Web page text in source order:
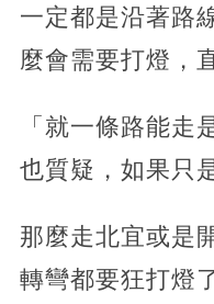
一定都是沿著路
麼會需要打燈，
「就一條路能走
也質疑，如果只
那麼走北宜或是
轉彎都要狂打燈